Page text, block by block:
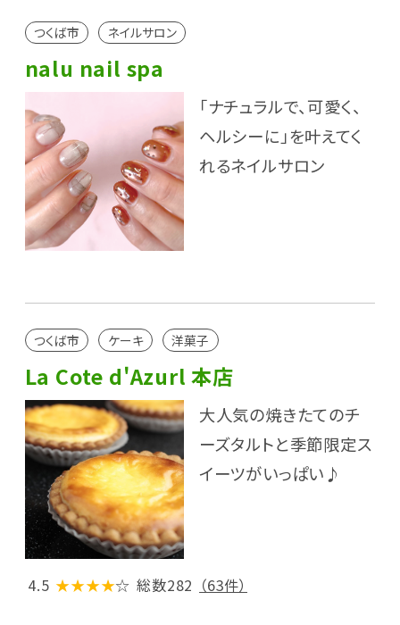
つくば市 ネイルサロン
nalu nail spa
「ナチュラルで、可愛く、
ヘルシーに」を叶えてく
れるネイルサロン
つくば市 ケーキ 洋菓子
La Cote d'Azurl 本店
大人気の焼きたてのチ
ーズタルトと季節限定ス
イーツがいっぱい♪
4.5 ★★★★☆ 総数282 （63件）